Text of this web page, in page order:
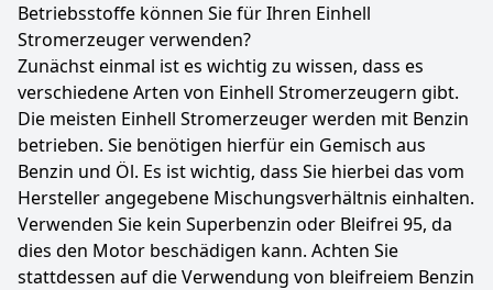
Betriebsstoffe können Sie für Ihren Einhell
Stromerzeuger verwenden?
Zunächst einmal ist es wichtig zu wissen, dass es
verschiedene Arten von Einhell Stromerzeugern gibt.
Die meisten Einhell Stromerzeuger werden mit Benzin
betrieben. Sie benötigen hierfür ein Gemisch aus
Benzin und Öl. Es ist wichtig, dass Sie hierbei das vom
Hersteller angegebene Mischungsverhältnis einhalten.
Verwenden Sie kein Superbenzin oder Bleifrei 95, da
dies den Motor beschädigen kann. Achten Sie
stattdessen auf die Verwendung von bleifreiem Benzin